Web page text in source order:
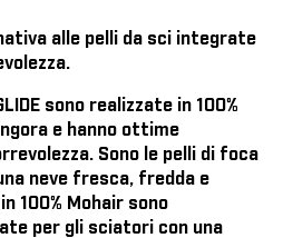
alle pelli da sci integrate
sono realizzate in 100%
e hanno ottime
Sono le pelli di foca
neve fresca, fredda e
100% Mohair sono
per gli sciatori con una